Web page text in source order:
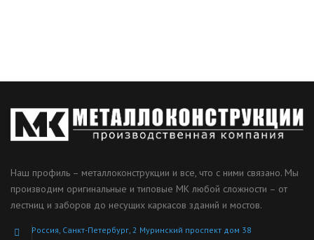
Наш профиль – металлоконструкции и все, что с ними связано. Мы
производим оригинальные и типовые МК любой сложности – от
лестниц и заборов до несущих каркасов зданий и мостов.
Россия, Санкт-Петербург, 2 Муринский проспект дом 38